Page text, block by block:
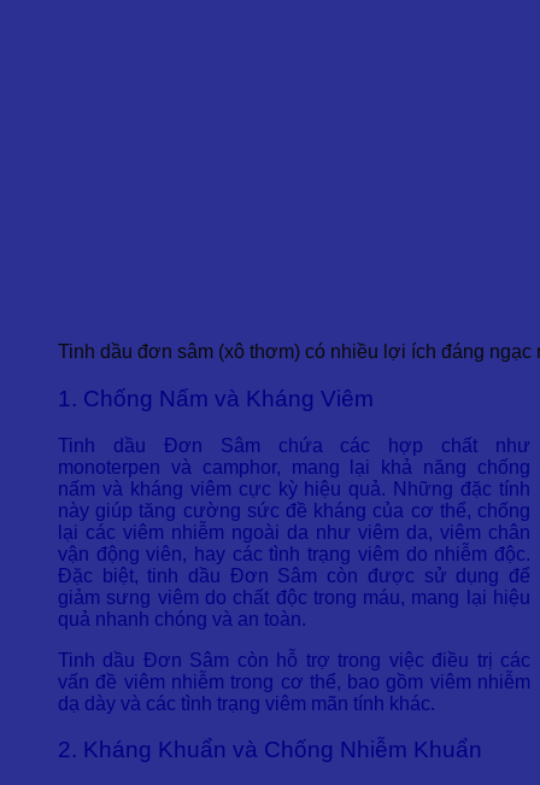
Tinh dầu đơn sâm (xô thơm) có nhiều lợi ích đáng
1. Chống Nấm và Kháng Viêm
Tinh dầu Đơn Sâm chứa các hợp chất như
monoterpen và camphor, mang lại khả năng chống
nấm và kháng viêm cực kỳ hiệu quả. Những đặc tính
này giúp tăng cường sức đề kháng của cơ thể, chống
lại các viêm nhiễm ngoài da như viêm da, viêm chân
vận động viên, hay các tình trạng viêm do nhiễm độc.
Đặc biệt, tinh dầu Đơn Sâm còn được sử dụng để
giảm sưng viêm do chất độc trong máu, mang lại hiệu
quả nhanh chóng và an toàn.
Tinh dầu Đơn Sâm còn hỗ trợ trong việc điều trị các
vấn đề viêm nhiễm trong cơ thể, bao gồm viêm nhiễm
dạ dày và các tình trạng viêm mãn tính khác.
2. Kháng Khuẩn và Chống Nhiễm Khuẩn